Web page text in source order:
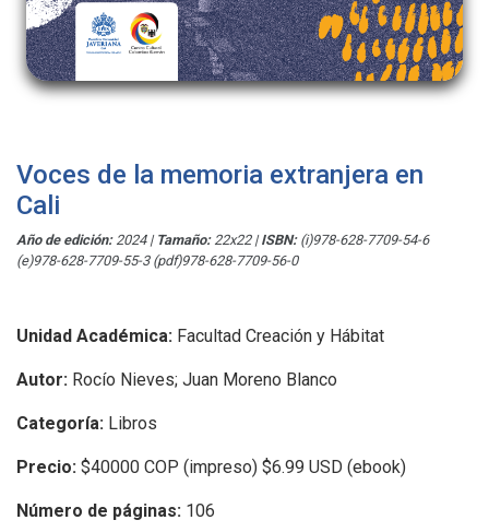
Voces de la memoria extranjera en
Cali
Año de edición: 2024 | Tamaño: 22x22 |ISBN: (i)978-628-7709-54-6
(e)978-628-7709-55-3 (pdf)978-628-7709-56-0
Unidad Académica: Facultad Creación y Hábitat
Autor: Rocío Nieves; Juan Moreno Blanco
Categoría: Libros
Precio: $40000 COP (impreso) $6.99 USD (ebook)
Número de páginas: 106